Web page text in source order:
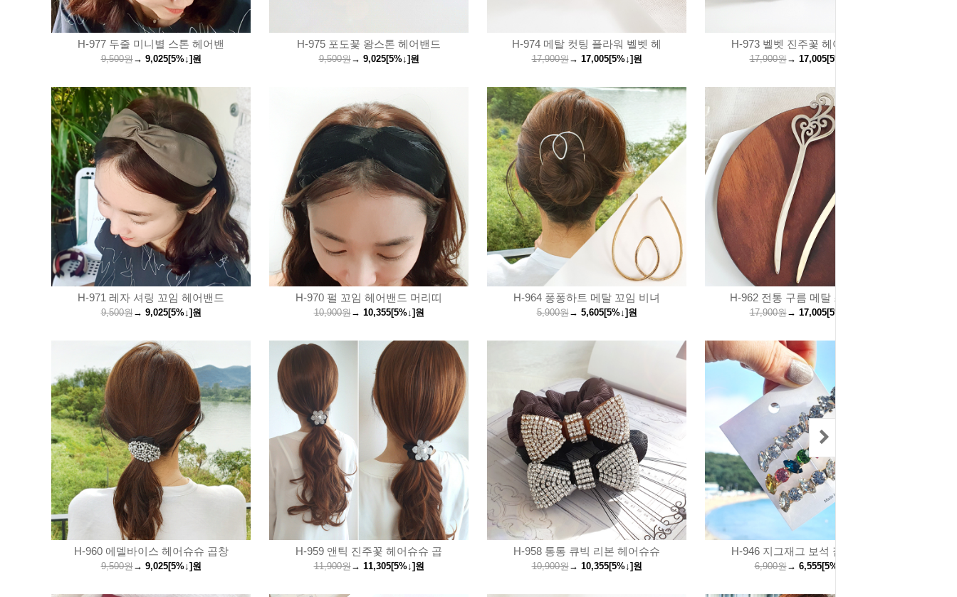
H-977 두줄 미니별 스톤 헤어밴
9,500원→ 9,025[5%↓] 원
H-975 포도꽃 왕스톤 헤어밴드
9,500원→ 9,025[5%↓] 원
H-974 메탈 컷팅 플라워 벨벳 헤
17,900원→ 17,005[5%↓] 원
H-973 벨벳 진주꽃 헤어밴드 머
17,900원→ 17,005[5%↓]
H-971 레자 셔링 꼬임 헤어밴드
9,500원→ 9,025[5%↓] 원
H-970 펄 꼬임 헤어밴드 머리띠
10,900원→ 10,355[5%↓] 원
H-964 퐁퐁하트 메탈 꼬임 비녀
5,900원→ 5,605[5%↓] 원
H-962 전통 구름 메탈 스틱 비녀
17,900원→ 17,005[5%↓]
H-960 에델바이스 헤어슈슈 곱창
9,500원→ 9,025[5%↓] 원
H-959 앤틱 진주꽃 헤어슈슈 곱
11,900원→ 11,305[5%↓] 원
H-958 통통 큐빅 리본 헤어슈슈
10,900원→ 10,355[5%↓] 원
H-946 지그재그 보석 집게핀 / 3
6,900원→ 6,555[5%↓]